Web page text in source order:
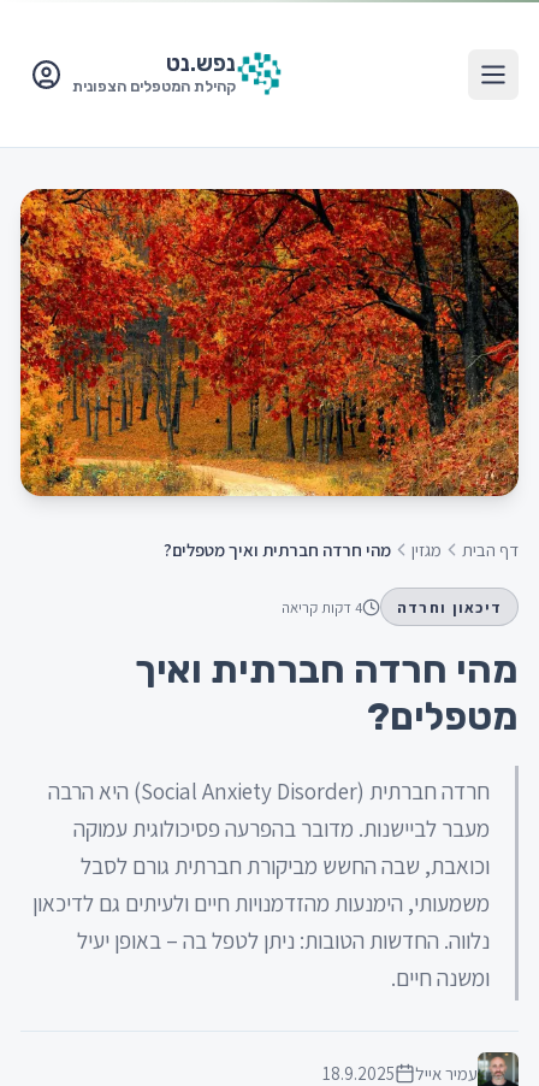
נפש.נט
קהילת המטפלים הצפונית
דף הבית מגזין מהי חרדה חברתית ואיך מטפלים?
דיכאון וחרדה 4דקות קריאה
מהי חרדה חברתית ואיך
מטפלים?
חרדה חברתית (Social Anxiety Disorder) היא הרבה
מעבר לביישנות. מדובר בהפרעה פסיכולוגית עמוקה
וכואבת, שבה החשש מביקורת חברתית גורם לסבל
משמעותי, הימנעות מהזדמנויות חיים ולעיתים גם לדיכאון
נלווה. החדשות הטובות: ניתן לטפל בה – באופן יעיל
ומשנה חיים.
עמיר אייל
18.9.2025